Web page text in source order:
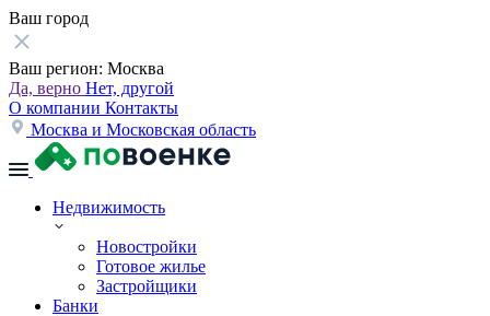
Ваш город
Ваш регион: Москва
Да, верно Нет, другой
О компании Контакты
Москва и Московская область
Недвижимость
Новостройки
Готовое жилье
Застройщики
Банки